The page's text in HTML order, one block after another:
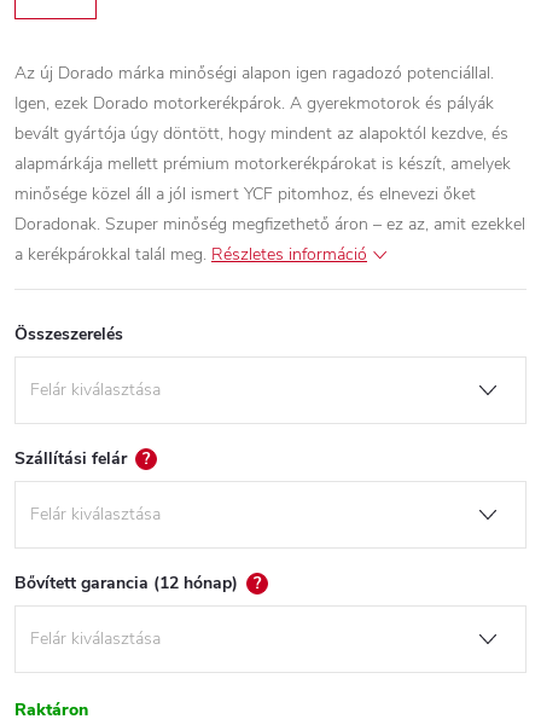
Az új Dorado márka minőségi alapon igen ragadozó potenciállal.
Igen, ezek Dorado motorkerékpárok. A gyerekmotorok és pályák
bevált gyártója úgy döntött, hogy mindent az alapoktól kezdve, és
alapmárkája mellett prémium motorkerékpárokat is készít, amelyek
minősége közel áll a jól ismert YCF pitomhoz, és elnevezi őket
Doradonak. Szuper minőség megfizethető áron – ez az, amit ezekkel
a kerékpárokkal talál meg. Részletes információ
Összeszerelés
Szállítási felár ?
Bővített garancia (12 hónap) ?
Raktáron